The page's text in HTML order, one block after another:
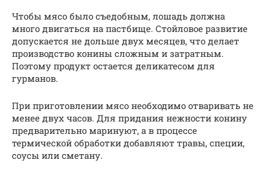
Чтобы мясо было съедобным, лошадь должна
много двигаться на пастбище. Стойловое развитие
допускается не дольше двух месяцев, что делает
производство конины сложным и затратным.
Поэтому продукт остается деликатесом для
гурманов.
При приготовлении мясо необходимо отваривать не
менее двух часов. Для придания нежности конину
предварительно маринуют, а в процессе
термической обработки добавляют травы, специи,
соусы или сметану.